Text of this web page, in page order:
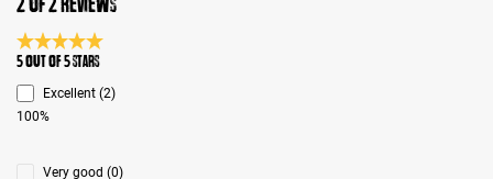
Average rating 5 of 5 Stars
5 out of 5 stars
Excellent (2)
100%
Very good (0)